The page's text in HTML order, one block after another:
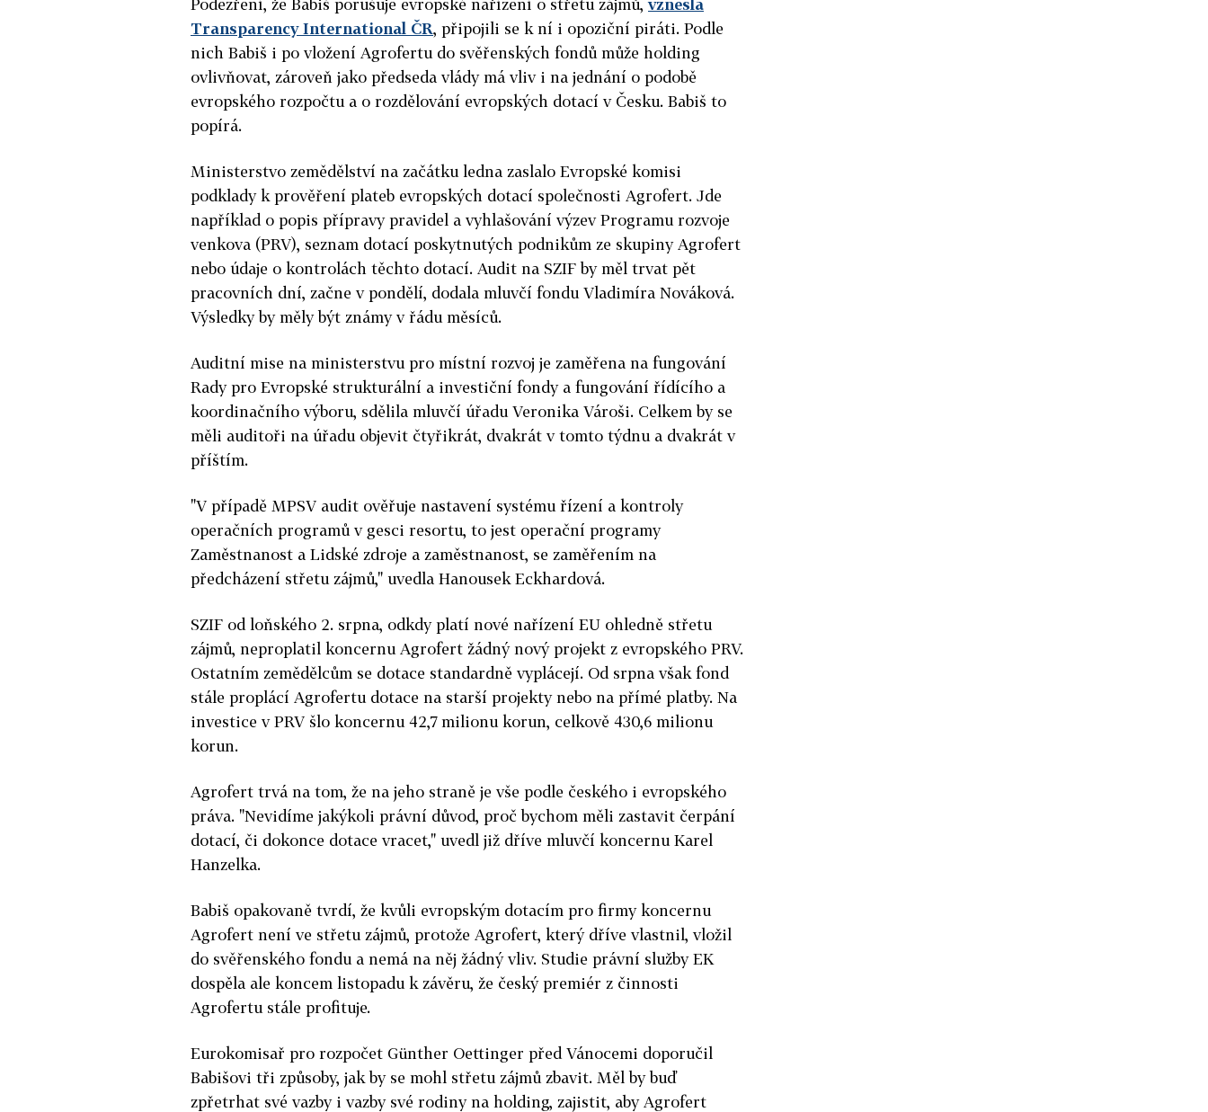
Transparency International ČR, připojili se k ní i opoziční piráti. Podle
nich Babiš i po vložení Agrofertu do svěřenských fondů může holding
ovlivňovat, zároveň jako předseda vlády má vliv i na jednání o podobě
evropského rozpočtu a o rozdělování evropských dotací v Česku. Babiš to
popírá.
Ministerstvo zemědělství na začátku ledna zaslalo Evropské komisi
podklady k prověření plateb evropských dotací společnosti Agrofert. Jde
například o popis přípravy pravidel a vyhlašování výzev Programu rozvoje
venkova (PRV), seznam dotací poskytnutých podnikům ze skupiny Agrofert
nebo údaje o kontrolách těchto dotací. Audit na SZIF by měl trvat pět
pracovních dní, začne v pondělí, dodala mluvčí fondu Vladimíra Nováková.
Výsledky by měly být známy v řádu měsíců.
Auditní mise na ministerstvu pro místní rozvoj je zaměřena na fungování
Rady pro Evropské strukturální a investiční fondy a fungování řídícího a
koordinačního výboru, sdělila mluvčí úřadu Veronika Vároši. Celkem by se
měli auditoři na úřadu objevit čtyřikrát, dvakrát v tomto týdnu a dvakrát v
příštím.
"V případě MPSV audit ověřuje nastavení systému řízení a kontroly
operačních programů v gesci resortu, to jest operační programy
Zaměstnanost a Lidské zdroje a zaměstnanost, se zaměřením na
předcházení střetu zájmů," uvedla Hanousek Eckhardová.
SZIF od loňského 2. srpna, odkdy platí nové nařízení EU ohledně střetu
zájmů, neproplatil koncernu Agrofert žádný nový projekt z evropského PRV.
Ostatním zemědělcům se dotace standardně vyplácejí. Od srpna však fond
stále proplácí Agrofertu dotace na starší projekty nebo na přímé platby. Na
investice v PRV šlo koncernu 42,7 milionu korun, celkově 430,6 milionu
korun.
Agrofert trvá na tom, že na jeho straně je vše podle českého i evropského
práva. "Nevidíme jakýkoli právní důvod, proč bychom měli zastavit čerpání
dotací, či dokonce dotace vracet," uvedl již dříve mluvčí koncernu Karel
Hanzelka.
Babiš opakovaně tvrdí, že kvůli evropským dotacím pro firmy koncernu
Agrofert není ve střetu zájmů, protože Agrofert, který dříve vlastnil, vložil
do svěřenského fondu a nemá na něj žádný vliv. Studie právní služby EK
dospěla ale koncem listopadu k závěru, že český premiér z činnosti
Agrofertu stále profituje.
Eurokomisař pro rozpočet Günther Oettinger před Vánocemi doporučil
Babišovi tři způsoby, jak by se mohl střetu zájmů zbavit. Měl by buď
zpřetrhat své vazby i vazby své rodiny na holding, zajistit, aby Agrofert